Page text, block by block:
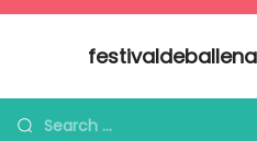
Search